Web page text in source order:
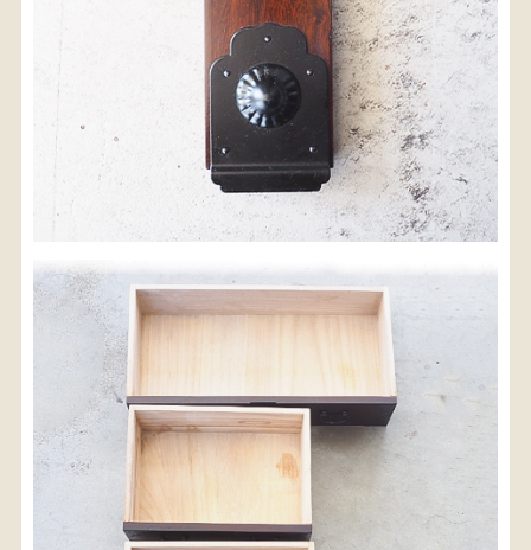
人気の検索キーワード
B2770 踏台 2678
2990
小長火鉢 1601 2980